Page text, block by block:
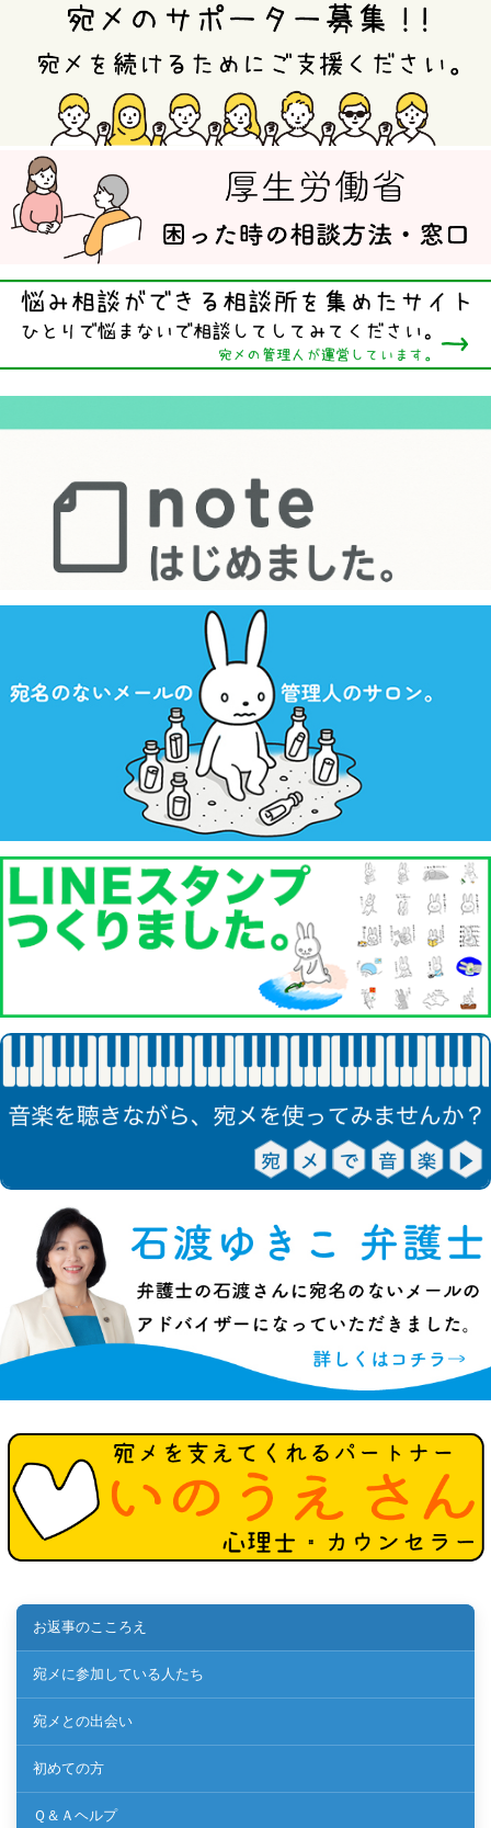
お返事のこころえ
宛メに参加している人たち
宛メとの出会い
初めての方
Ｑ＆Ａヘルプ